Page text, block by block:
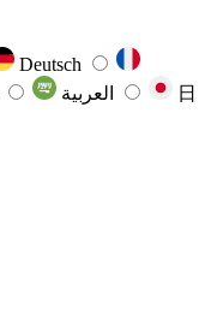
Deutsch
日